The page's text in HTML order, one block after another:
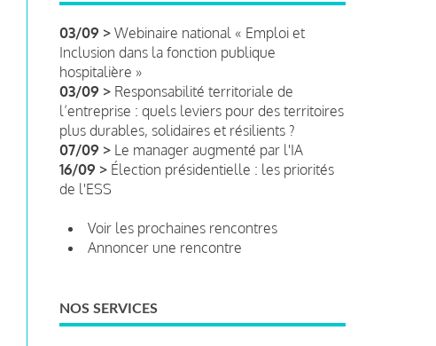
03/09 > Webinaire national « Emploi et
Inclusion dans la fonction publique
hospitalière »
03/09 > Responsabilité territoriale de
l’entreprise : quels leviers pour des territoires
plus durables, solidaires et résilients ?
07/09 > Le manager augmenté par l'IA
16/09 > Élection présidentielle : les priorités
de l'ESS
Voir les prochaines rencontres
Annoncer une rencontre
NOS SERVICES